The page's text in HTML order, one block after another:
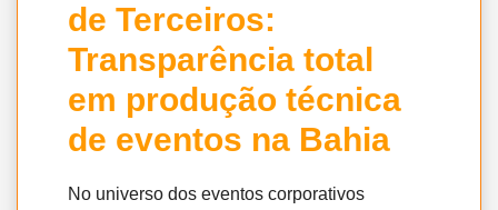
de Terceiros:
Transparência total
em produção técnica
de eventos na Bahia
No universo dos eventos corporativos